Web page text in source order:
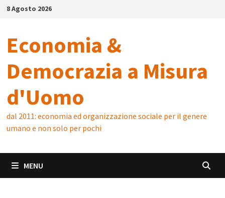
Skip8 Agosto 2026
Economia &
Democrazia a Misura
d'Uomo
dal 2011: economia ed organizzazione sociale per il genere
umano e non solo per pochi
MENU